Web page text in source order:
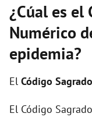
¿Cúal es el
Numérico
epidemia?
El Código
El Código